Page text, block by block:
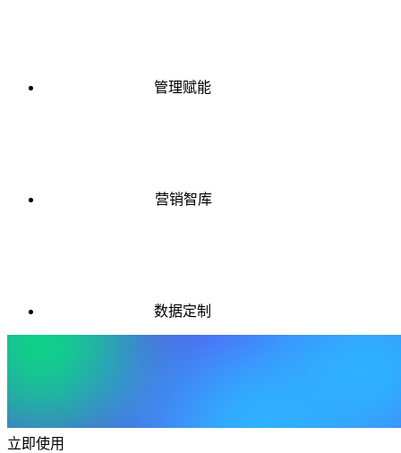
管理赋能
营销智库
数据定制
立即使用